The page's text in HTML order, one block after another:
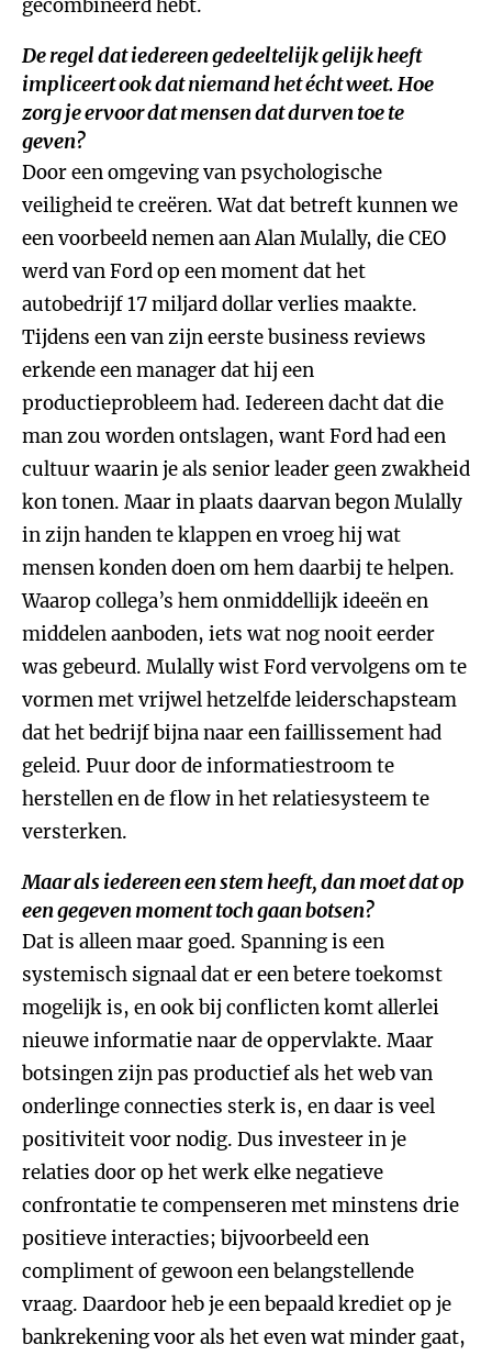
gecombineerd hebt.
De regel dat iedereen gedeeltelijk gelijk heeft
impliceert ook dat niemand het écht weet. Hoe
zorg je ervoor dat mensen dat durven toe te
geven?
Door een omgeving van psychologische
veiligheid te creëren. Wat dat betreft kunnen we
een voorbeeld nemen aan Alan Mulally, die CEO
werd van Ford op een moment dat het
autobedrijf 17 miljard dollar verlies maakte.
Tijdens een van zijn eerste business reviews
erkende een manager dat hij een
productieprobleem had. Iedereen dacht dat die
man zou worden ontslagen, want Ford had een
cultuur waarin je als senior leader geen zwakheid
kon tonen. Maar in plaats daarvan begon Mulally
in zijn handen te klappen en vroeg hij wat
mensen konden doen om hem daarbij te helpen.
Waarop collega’s hem onmiddellijk ideeën en
middelen aanboden, iets wat nog nooit eerder
was gebeurd. Mulally wist Ford vervolgens om te
vormen met vrijwel hetzelfde leiderschapsteam
dat het bedrijf bijna naar een faillissement had
geleid. Puur door de informatiestroom te
herstellen en de flow in het relatiesysteem te
versterken.
Maar als iedereen een stem heeft, dan moet dat op
een gegeven moment toch gaan botsen?
Dat is alleen maar goed. Spanning is een
systemisch signaal dat er een betere toekomst
mogelijk is, en ook bij conflicten komt allerlei
nieuwe informatie naar de oppervlakte. Maar
botsingen zijn pas productief als het web van
onderlinge connecties sterk is, en daar is veel
positiviteit voor nodig. Dus investeer in je
relaties door op het werk elke negatieve
confrontatie te compenseren met minstens drie
positieve interacties; bijvoorbeeld een
compliment of gewoon een belangstellende
vraag. Daardoor heb je een bepaald krediet op je
bankrekening voor als het even wat minder gaat,